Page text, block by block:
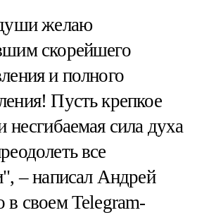
желаю
скорейшего
и полного
Пусть крепкое
несгибаемая сила духа
все
– написал Андрей
в своем Telegram-